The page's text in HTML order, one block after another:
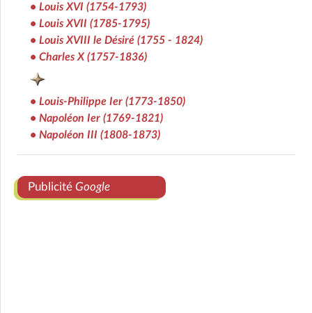
• Louis XVI (1754-1793)
• Louis XVII (1785-1795)
• Louis XVIII le Désiré (1755 - 1824)
• Charles X (1757-1836)
• Louis-Philippe Ier (1773-1850)
• Napoléon Ier (1769-1821)
• Napoléon III (1808-1873)
Publicité Google